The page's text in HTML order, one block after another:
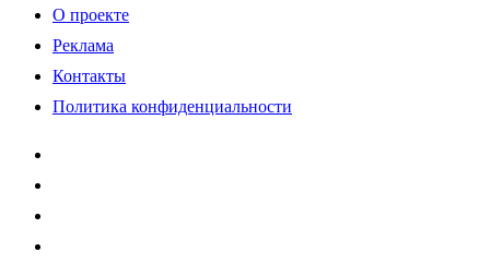
О проекте
Реклама
Контакты
Политика конфиденциальности